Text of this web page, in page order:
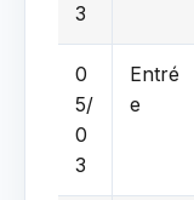
3
0
5/
0
3
Entré
e